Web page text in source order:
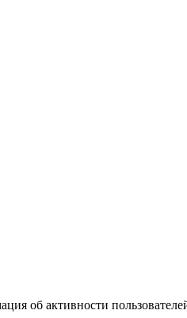
об активности